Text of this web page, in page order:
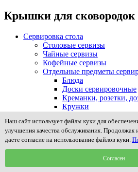
Крышки для сковородок
Сервировка стола
Столовые сервизы
Чайные сервизы
Кофейные сервизы
Отдельные предметы
Блюда
Доски сервировочные
Креманки, розетки,
Кружки
Менажницы и
Молочники,
Наборы для специй,
Подносы, столики в
Подставки для
Подставки для яиц
Наш сайт использует файлы куки для
улучшения качества обслуживания. Продолжая
даете согласие на использование файлов куки.
Согласен